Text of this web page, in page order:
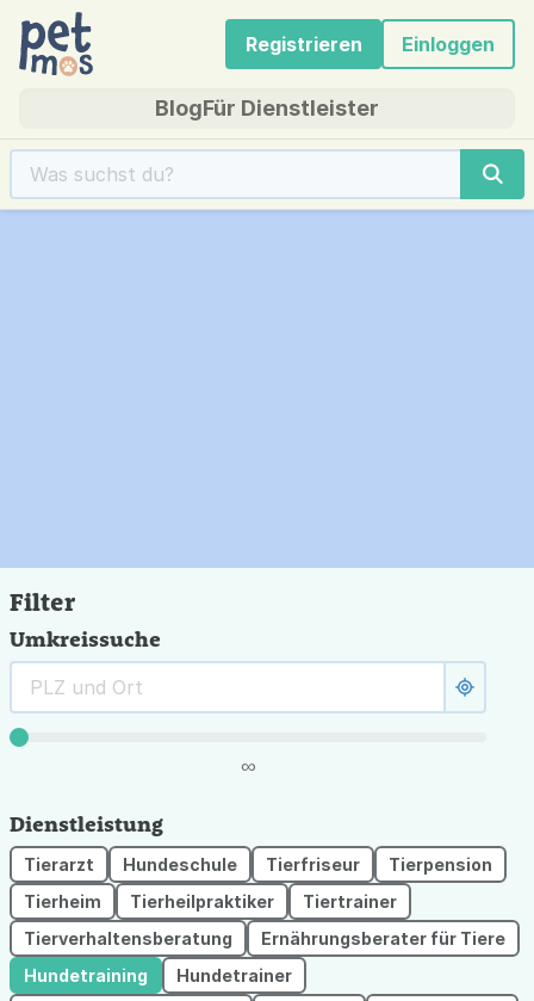
Registrieren Einloggen
BlogFür Dienstleister
Filter
Umkreissuche
∞
Dienstleistung
Tierarzt Hundeschule Tierfriseur
Tierpension
Tierheim
Tierheilpraktiker
Tiertrainer
Tierverhaltensberatung
Ernährungsberater für Tiere
Hundetraining
Hundetrainer